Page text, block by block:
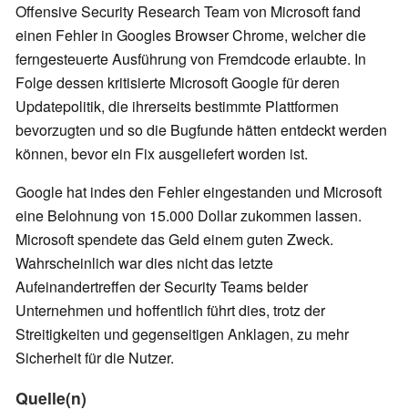
Offensive Security Research Team von Microsoft fand
einen Fehler in Googles Browser Chrome, welcher die
ferngesteuerte Ausführung von Fremdcode erlaubte. In
Folge dessen kritisierte Microsoft Google für deren
Updatepolitik, die ihrerseits bestimmte Plattformen
bevorzugten und so die Bugfunde hätten entdeckt werden
können, bevor ein Fix ausgeliefert worden ist.
Google hat indes den Fehler eingestanden und Microsoft
eine Belohnung von 15.000 Dollar zukommen lassen.
Microsoft spendete das Geld einem guten Zweck.
Wahrscheinlich war dies nicht das letzte
Aufeinandertreffen der Security Teams beider
Unternehmen und hoffentlich führt dies, trotz der
Streitigkeiten und gegenseitigen Anklagen, zu mehr
Sicherheit für die Nutzer.
Quelle(n)